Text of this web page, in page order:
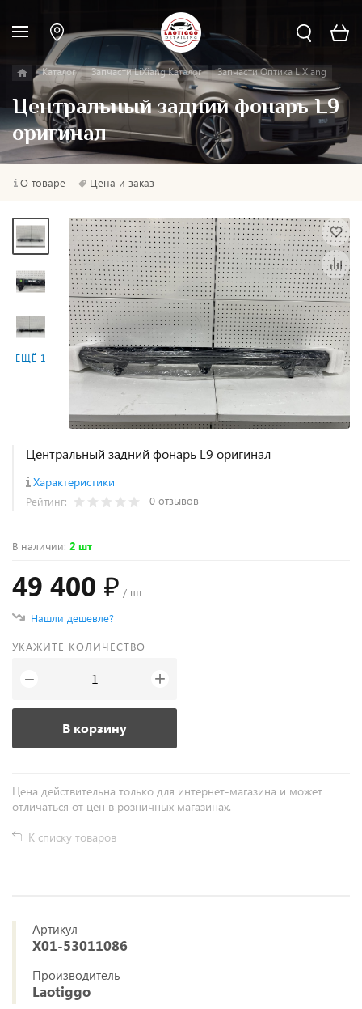
Каталог Запчасти LiXiang Каталог Запчасти Оптика LiXiang
Центральный задний фонарь L9
оригинал
О товаре Цена и заказ
ЕЩЁ 1
Центральный задний фонарь L9 оригинал
Характеристики
Рейтинг: 0 отзывов
В наличии: 2 шт
49 400 ₽ / шт
Нашли дешевле?
УКАЖИТЕ КОЛИЧЕСТВО
− +
В корзину
Цена действительна только для интернет-магазина и может
отличаться от цен в розничных магазинах.
К списку товаров
Артикул
X01-53011086
Производитель
Laotiggo